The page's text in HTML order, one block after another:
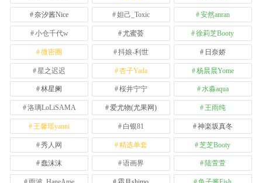
奈汐酱Nice 妲己_Toxic 安然anran
小仓千代w 尤蜜荟 徐莉芝Booty
微密圈 抖娘-利世 日奈娇
星之迟迟 杏子Yada 杨晨晨Yome
林星阑 桜井宁宁 水淼aqua
洛璃LoLiSAMA 爱尤物(尤果网) 王雨纯
王馨瑶yanni 白银81 神楽坂真冬
秀人网 精选单套 芝芝Booty
蠢沫沫 语画界 陆萱萱